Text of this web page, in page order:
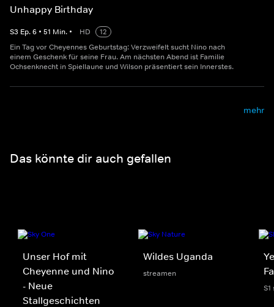
Unhappy Birthday
S3 Ep.6 • 51 Min. • HD
12
Ein Tag vor Cheyennes Geburtstag: Verzweifelt sucht Nino nach
einem Geschenk für seine Frau. Am nächsten Abend ist Familie
Ochsenknecht in Spiellaune und Wilson präsentiert sein Innerstes.
mehr
Das könnte dir auch gefallen
Unser Hof mit
Cheyenne und Nino
- Neue
Stallgeschichten
Wildes Uganda
streamen